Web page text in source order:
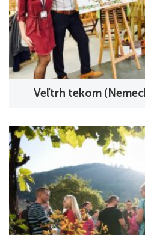
Veľtrh tekom